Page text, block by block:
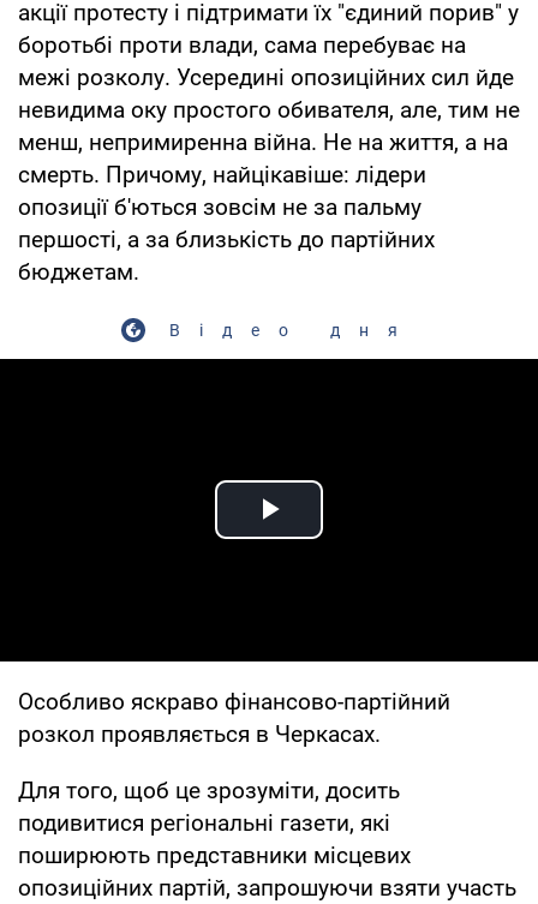
акції протесту і підтримати їх "єдиний порив" у
боротьбі проти влади, сама перебуває на
межі розколу. Усередині опозиційних сил йде
невидима оку простого обивателя, але, тим не
менш, непримиренна війна. Не на життя, а на
смерть. Причому, найцікавіше: лідери
опозиції б'ються зовсім не за пальму
першості, а за близькість до партійних
бюджетам.
Відео дня
Play Video
Особливо яскраво фінансово-партійний
розкол проявляється в Черкасах.
Для того, щоб це зрозуміти, досить
подивитися регіональні газети, які
поширюють представники місцевих
опозиційних партій, запрошуючи взяти участь